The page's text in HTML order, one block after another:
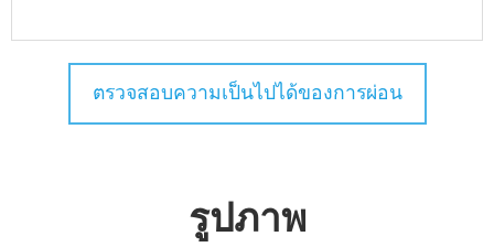
ตรวจสอบความเป็นไปได้ของการผ่อน
รูปภาพ